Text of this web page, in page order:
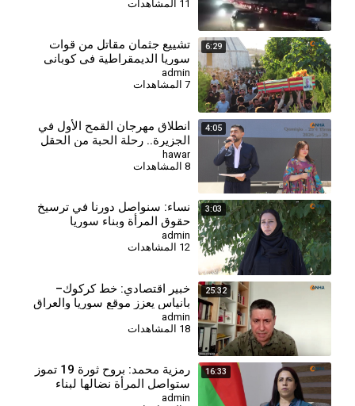
6:29
⁣تشييع جثمان مقاتل من قوات
سوريا الديمقراطية في كوباني
admin
7 المشاهدات
4:05
انطلاق مهرجان القمح الأول في
الجزيرة.. رحلة الحبة من الحقل
إلى المائدة
hawar
3:03
⁣نساء: سنواصل دورنا في ترسيخ
حقوق المرأة وبناء سوريا
الديمقراطية
admin
12 المشاهدات
25:32
⁣خبير اقتصادي: خط كركوك–
بانياس يعزز موقع سوريا والعراق
ويقلص النفوذ التركي
admin
18 المشاهدات
16:33
⁣رمزية محمد: بروح ثورة 19 تموز
ستواصل المرأة نضالها لبناء
سوريا المستقبل
admin